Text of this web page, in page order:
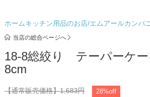
ホームキッチン用品のお店/エムアールカンパ
当店の総合ページへ
18-8総絞り テーパーケ
8cm
【通常販売価格】1,683円 28%off